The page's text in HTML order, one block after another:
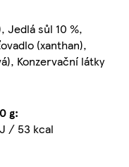
Jedlá sůl 10 %,
(xanthan),
Konzervační látky
g:
/ 53 kcal